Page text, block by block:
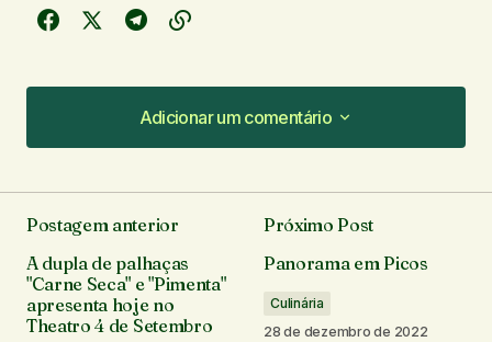
Adicionar um comentário
Adicionar um comentário
O seu endereço de e-mail não será publicado.
Campos obrigatórios são marcados com*
Comentário*
Postagem anterior
A dupla de palhaças
"Carne Seca" e "Pimenta"
apresenta hoje no
Theatro 4 de Setembro
Próximo Post
Panorama em Picos
Culinária
28 de dezembro de 2022